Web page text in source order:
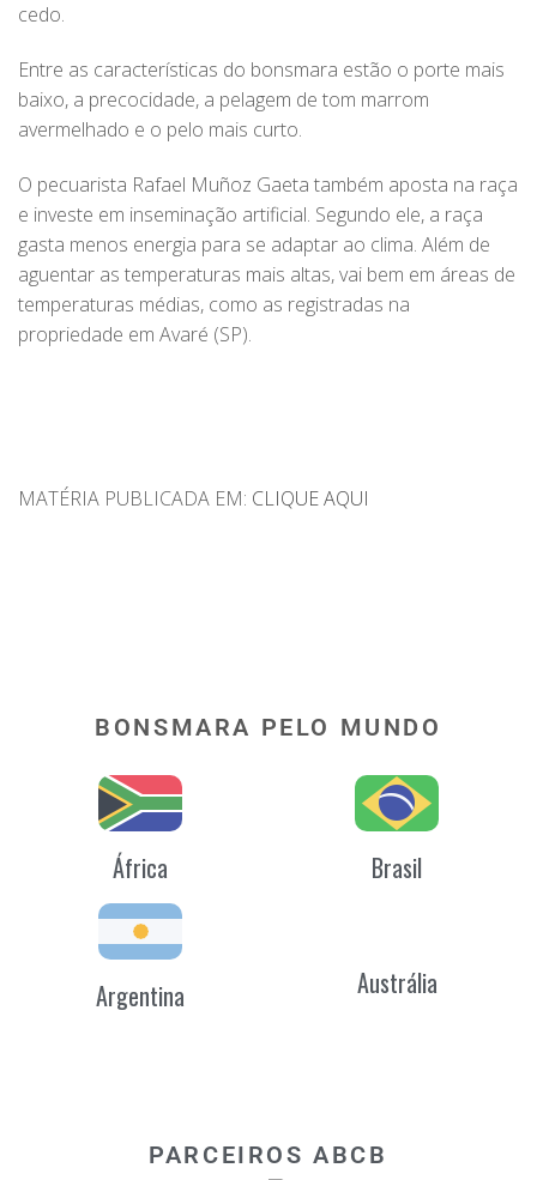
cedo.
Entre as características do bonsmara estão o porte mais
baixo, a precocidade, a pelagem de tom marrom
avermelhado e o pelo mais curto.
O pecuarista Rafael Muñoz Gaeta também aposta na raça
e investe em inseminação artificial. Segundo ele, a raça
gasta menos energia para se adaptar ao clima. Além de
aguentar as temperaturas mais altas, vai bem em áreas de
temperaturas médias, como as registradas na
propriedade em Avaré (SP).
MATÉRIA PUBLICADA EM: CLIQUE AQUI
BONSMARA PELO MUNDO
África Brasil
Argentina Austrália
PARCEIROS ABCB